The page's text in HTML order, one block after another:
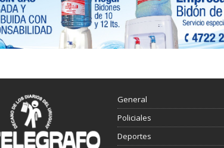
General
Policiales
Deportes